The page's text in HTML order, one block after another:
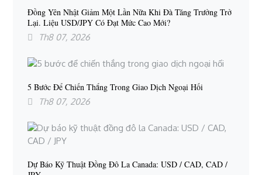
Đồng Yên Nhật Giảm Một Lần Nữa Khi Đà Tăng Trưởng Trở
Lại. Liệu USD/JPY Có Đạt Mức Cao Mới?
Th8 07, 2026
5 Bước Để Chiến Thắng Trong Giao Dịch Ngoại Hối
Th8 07, 2026
Dự Báo Kỹ Thuật Đồng Đô La Canada: USD / CAD, CAD /